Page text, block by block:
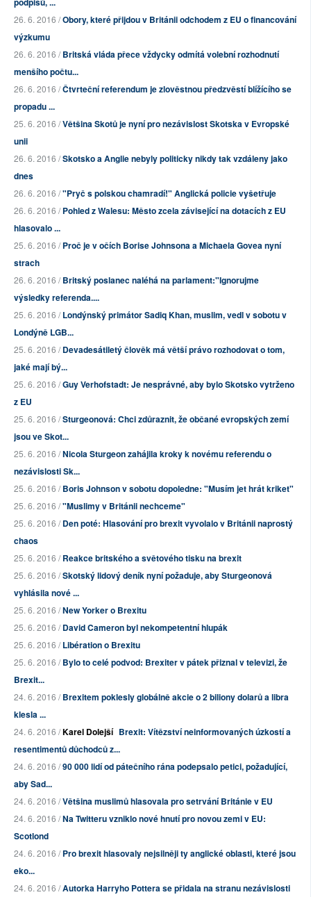
26. 6. 2016 /Obory, které přijdou v Británii odchodem z EU o financování
výzkumu
26. 6. 2016 /Britská vláda přece vždycky odmítá volební rozhodnutí
menšího počtu...
26. 6. 2016 /Čtvrteční referendum je zlověstnou předzvěstí blížícího se
propadu ...
25. 6. 2016 /Většina Skotů je nyní pro nezávislost Skotska v Evropské
unii
26. 6. 2016 /Skotsko a Anglie nebyly politicky nikdy tak vzdáleny jako
dnes
26. 6. 2016 /"Pryč s polskou chamradí!" Anglická policie vyšetřuje
26. 6. 2016 /Pohled z Walesu: Město zcela závisející na dotacích z EU
hlasovalo ...
25. 6. 2016 /Proč je v očích Borise Johnsona a Michaela Govea nyní
strach
26. 6. 2016 /Britský poslanec naléhá na parlament:"Ignorujme
výsledky referenda....
25. 6. 2016 /Londýnský primátor Sadiq Khan, muslim, vedl v sobotu v
Londýně LGB...
25. 6. 2016 /Devadesátiletý člověk má větší právo rozhodovat o tom,
jaké mají bý...
25. 6. 2016 /Guy Verhofstadt: Je nesprávné, aby bylo Skotsko vytrženo
z EU
25. 6. 2016 /Sturgeonová: Chci zdůraznit, že občané evropských zemí
jsou ve Skot...
25. 6. 2016 /Nicola Sturgeon zahájila kroky k novému referendu o
nezávislosti Sk...
25. 6. 2016 /Boris Johnson v sobotu dopoledne: "Musím jet hrát kriket"
25. 6. 2016 /"Muslimy v Británii nechceme"
25. 6. 2016 /Den poté: Hlasování pro brexit vyvolalo v Británii naprostý
chaos
25. 6. 2016 /Reakce britského a světového tisku na brexit
25. 6. 2016 /Skotský lidový deník nyní požaduje, aby Sturgeonová
vyhlásila nové ...
25. 6. 2016 /New Yorker o Brexitu
25. 6. 2016 /David Cameron byl nekompetentní hlupák
25. 6. 2016 /Libération o Brexitu
25. 6. 2016 /Bylo to celé podvod: Brexiter v pátek přiznal v televizi, že
Brexit...
24. 6. 2016 /Brexitem poklesly globálně akcie o 2 biliony dolarů a libra
klesla ...
24. 6. 2016 /Karel Dolejší Brexit: Vítězství neinformovaných úzkostí a
resentimentů důchodců z...
24. 6. 2016 /90 000 lidí od pátečního rána podepsalo petici, požadující,
aby Sad...
24. 6. 2016 /Většina muslimů hlasovala pro setrvání Británie v EU
24. 6. 2016 /Na Twitteru vzniklo nové hnutí pro novou zemi v EU:
Scotlond
24. 6. 2016 /Pro brexit hlasovaly nejsilněji ty anglické oblasti, které jsou
eko...
24. 6. 2016 /Autorka Harryho Pottera se přidala na stranu nezávislosti